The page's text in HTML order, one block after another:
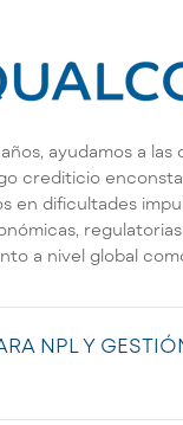
ayudamos a las
crediticio
en dificultades
a nivel global
NPL Y